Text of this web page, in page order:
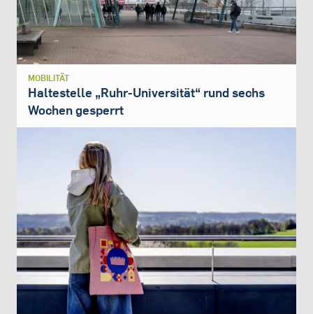
MOBILITÄT
Haltestelle „Ruhr-Universität“ rund sechs
Wochen gesperrt